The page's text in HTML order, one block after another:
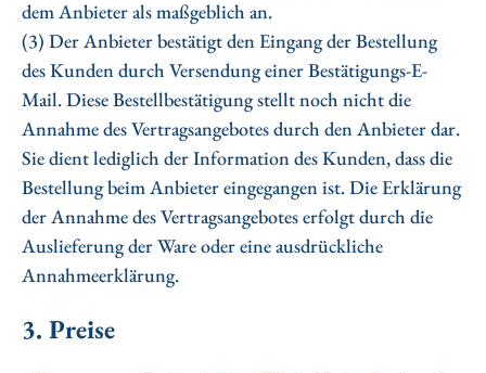
dem Anbieter als maßgeblich an.
(3) Der Anbieter bestätigt den Eingang der Bestellung
des Kunden durch Versendung einer Bestätigungs-E-
Mail. Diese Bestellbestätigung stellt noch nicht die
Annahme des Vertragsangebotes durch den Anbieter dar.
Sie dient lediglich der Information des Kunden, dass die
Bestellung beim Anbieter eingegangen ist. Die Erklärung
der Annahme des Vertragsangebotes erfolgt durch die
Auslieferung der Ware oder eine ausdrückliche
Annahmeerklärung.
3. Preise